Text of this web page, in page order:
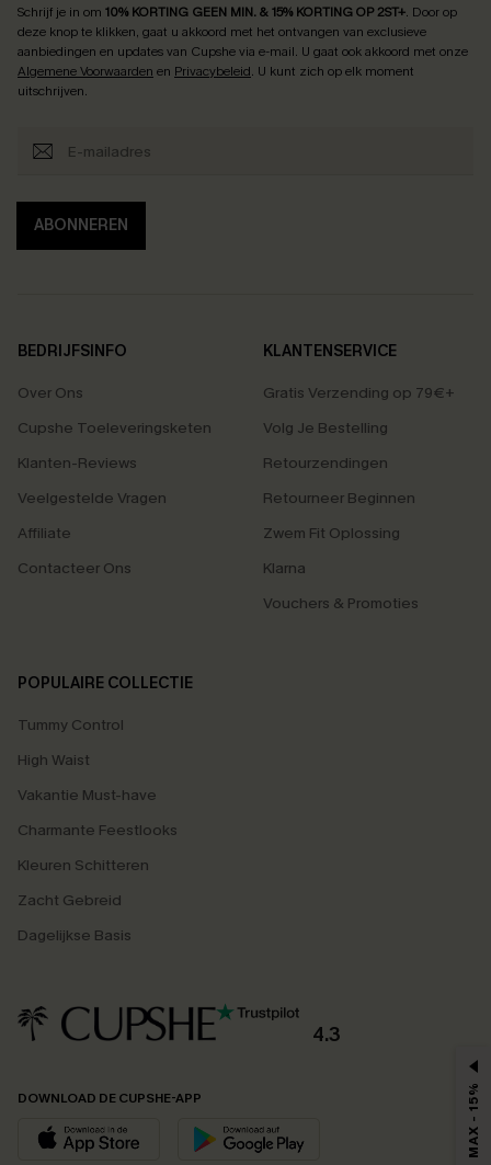
Schrijf je in om 10% KORTING GEEN MIN. & 15% KORTING OP 2ST+. Door op
deze knop te klikken, gaat u akkoord met het ontvangen van exclusieve
aanbiedingen en updates van Cupshe via e-mail. U gaat ook akkoord met onze
Algemene Voorwaarden en Privacybeleid. U kunt zich op elk moment
uitschrijven.
ABONNEREN
BEDRIJFSINFO
Over Ons
Cupshe Toeleveringsketen
Klanten-Reviews
Veelgestelde Vragen
Affiliate
Contacteer Ons
KLANTENSERVICE
Gratis Verzending op 79€+
Volg Je Bestelling
Retourzendingen
Retourneer Beginnen
Zwem Fit Oplossing
Klarna
Vouchers & Promoties
POPULAIRE COLLECTIE
Tummy Control
High Waist
Vakantie Must-have
Charmante Feestlooks
Kleuren Schitteren
Zacht Gebreid
Dagelijkse Basis
4.3
DOWNLOAD DE CUPSHE-APP MAX - 15%